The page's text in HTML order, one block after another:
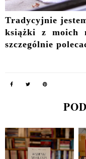
Tradycyjnie
książki z moich
szczególnie